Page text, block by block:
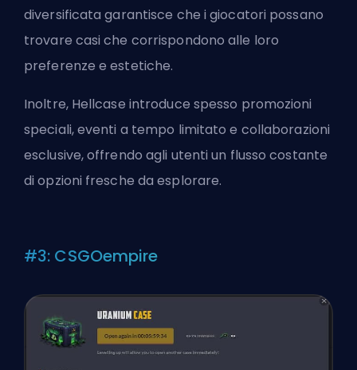
diversificata garantisce che i giocatori possano
trovare casi che corrispondono alle loro
preferenze e estetiche.
Inoltre, Hellcase introduce spesso promozioni
speciali, eventi a tempo limitato e collaborazioni
esclusive, offrendo agli utenti un flusso costante
di opzioni fresche da esplorare.
#3: CSGOempire